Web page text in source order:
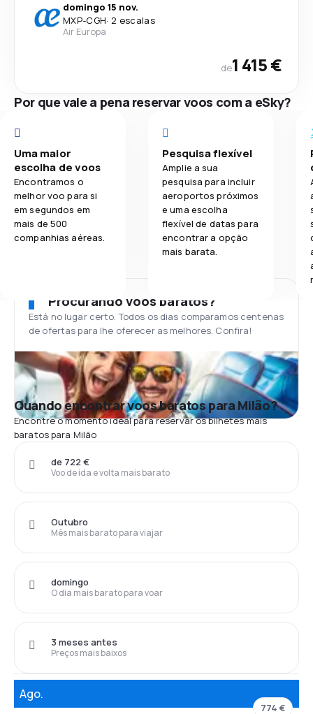
domingo 15 nov.
MXP-CGH· 2 escalas
Air Europa
de1 415 €
Por que vale a pena reservar voos com a eSky?
Uma maior
escolha de voos
Encontramos o
melhor voo para si
em segundos em
mais de 500
companhias aéreas.
Pesquisa flexível
Amplie a sua
pesquisa para incluir
aeroportos próximos
e uma escolha
flexível de datas para
encontrar a opção
mais barata.
Procurando voos baratos?
Está no lugar certo. Todos os dias comparamos centenas
de ofertas para lhe oferecer as melhores. Confira!
Quando encontrar voos baratos para Milão?
Encontre o momento ideal para reservar os bilhetes mais
baratos para Milão
Voo de ida e volta mais barato
de 722 €
Mês mais barato para viajar
Outubro
O dia mais barato para voar
domingo
Preços mais baixos
3 meses antes
Ago.
774 €